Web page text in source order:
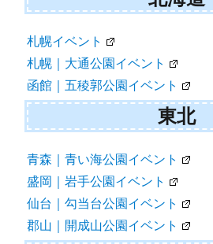
シ
ョ
ン
札幌イベント
札幌｜大通公園イベント
函館｜五稜郭公園イベント
東北
青森｜青い海公園イベント
盛岡｜岩手公園イベント
仙台｜勾当台公園イベント
郡山｜開成山公園イベント